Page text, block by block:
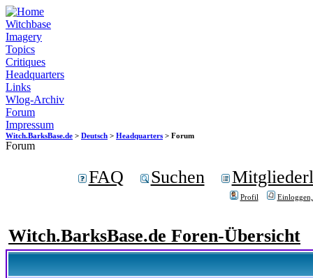
Witchbase
Imagery
Topics
Critiques
Headquarters
Links
Wlog-Archiv
Forum
Impressum
Witch.BarksBase.de > Deutsch > Headquarters > Forum
Forum
FAQ Suchen
Profil
Witch.BarksBase.de Foren-Übersicht